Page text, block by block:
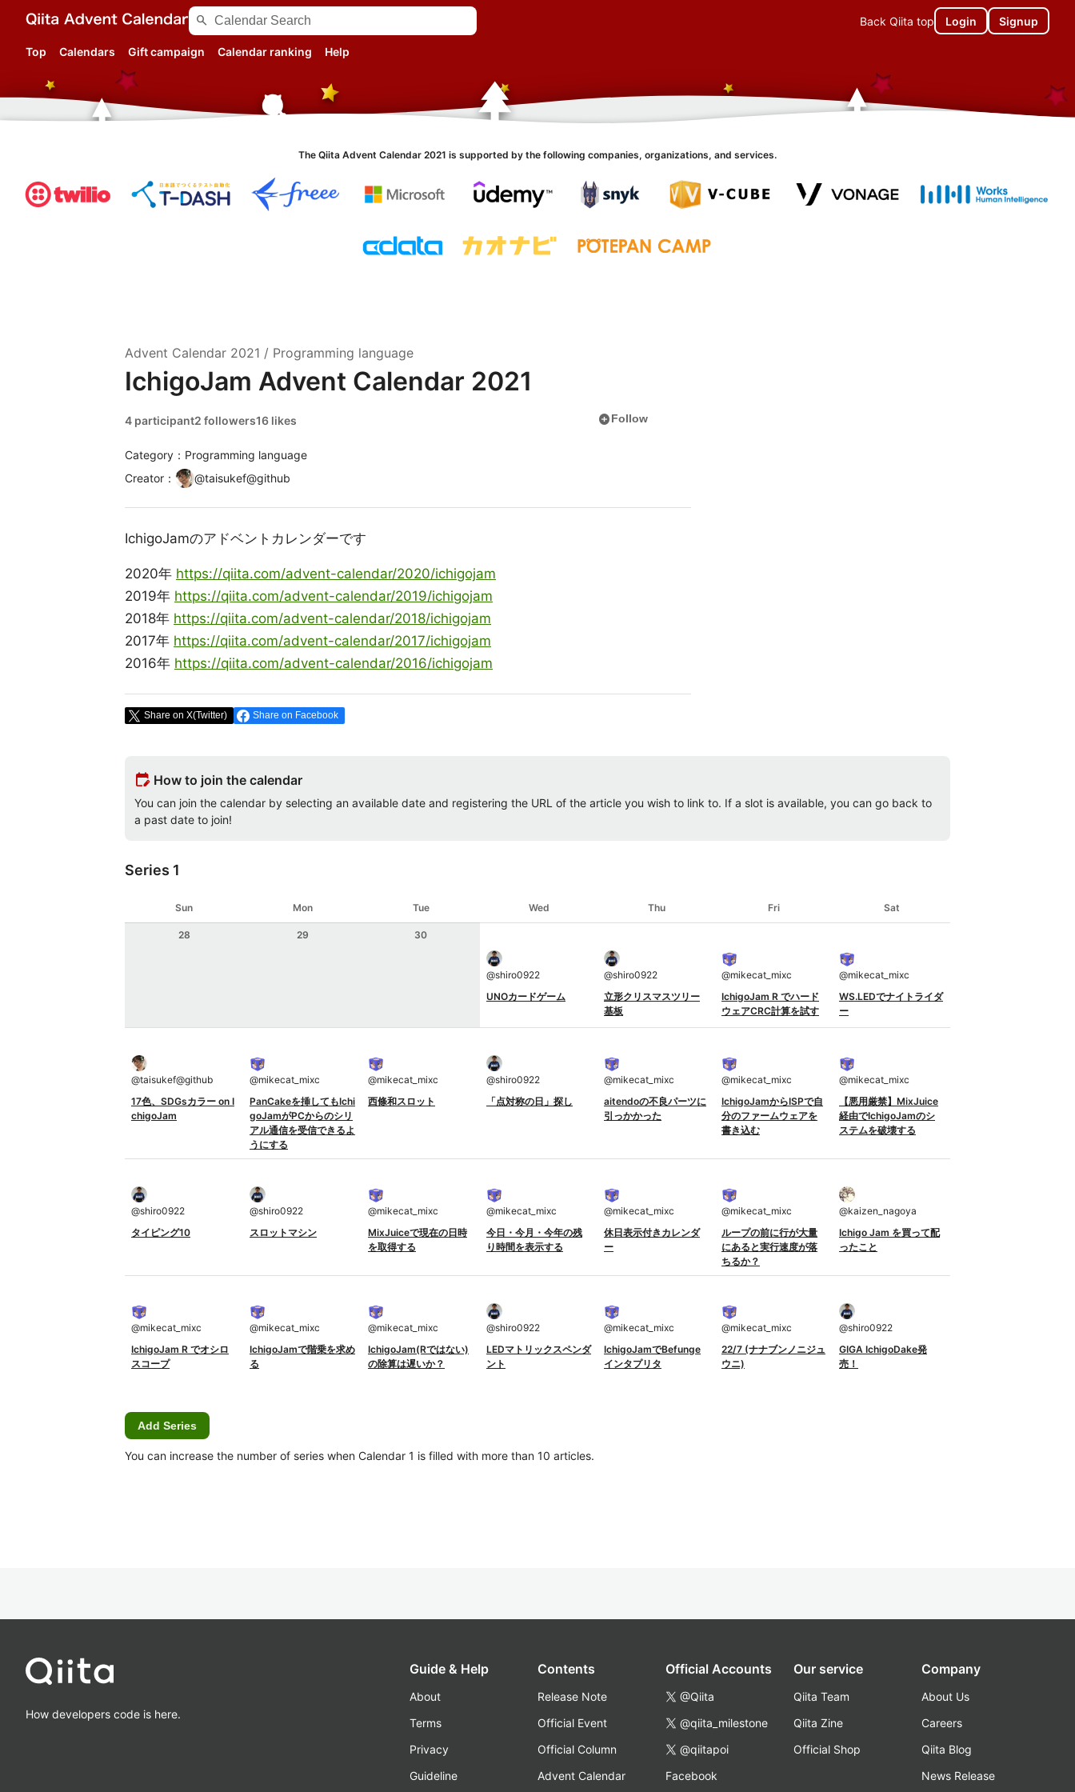
search Back Qiita top Login Signup
Top Calendars Gift campaign Calendar ranking Help
The Qiita Advent Calendar 2021 is supported by the following companies, organizations, and services.
Advent Calendar 2021 / Programming language
IchigoJam Advent Calendar 2021
4 participant2 followers16 likes add_circleFollow
Category：Programming language
Creator ： @taisukef@github
IchigoJamのアドベントカレンダーです
2020年 https://qiita.com/advent-calendar/2020/ichigojam
2019年 https://qiita.com/advent-calendar/2019/ichigojam
2018年 https://qiita.com/advent-calendar/2018/ichigojam
2017年 https://qiita.com/advent-calendar/2017/ichigojam
2016年 https://qiita.com/advent-calendar/2016/ichigojam
Share on X(Twitter) Share on Facebook
edit_calendar How to join the calendar
You can join the calendar by selecting an available date and registering the URL of the article you wish to link to. If a slot is available, you can go back to
a past date to join!
Series 1
Sun Mon Tue Wed Thu Fri Sat
28 29 30
@shiro0922
UNOカードゲーム
@shiro0922
立形クリスマスツリー
基板
@mikecat_mixc
IchigoJam R でハード
ウェアCRC計算を試す
@mikecat_mixc
WS.LEDでナイトライダ
ー
@taisukef@github
17色、SDGsカラー on I
chigoJam
@mikecat_mixc
PanCakeを挿してもIchi
goJamがPCからのシリ
アル通信を受信できるよ
うにする
@mikecat_mixc
西條和スロット
@shiro0922
「点対称の日」探し
@mikecat_mixc
aitendoの不良パーツに
引っかかった
@mikecat_mixc
IchigoJamからISPで自
分のファームウェアを
書き込む
@mikecat_mixc
【悪用厳禁】MixJuice
経由でIchigoJamのシ
ステムを破壊する
@shiro0922
タイピング10
@shiro0922
スロットマシン
@mikecat_mixc
MixJuiceで現在の日時
を取得する
@mikecat_mixc
今日・今月・今年の残
り時間を表示する
@mikecat_mixc
休日表示付きカレンダ
ー
@mikecat_mixc
ループの前に行が大量
にあると実行速度が落
ちるか？
@kaizen_nagoya
Ichigo Jam を買って配
ったこと
@mikecat_mixc
IchigoJam R でオシロ
スコープ
@mikecat_mixc
IchigoJamで階乗を求め
る
@mikecat_mixc
IchigoJam(Rではない)
の除算は遅いか？
@shiro0922
LEDマトリックスペンダ
ント
@mikecat_mixc
IchigoJamでBefunge
インタプリタ
@mikecat_mixc
22/7 (ナナブンノニジュ
ウニ)
@shiro0922
GIGA IchigoDake発
売！
Add Series
You can increase the number of series when Calendar 1 is filled with more than 10 articles.
How developers code is here.
Guide & Help
About
Terms
Privacy
Guideline
Contents
Release Note
Official Event
Official Column
Advent Calendar
Official Accounts
@Qiita
@qiita_milestone
@qiitapoi
Facebook
Our service
Qiita Team
Qiita Zine
Official Shop
Company
About Us
Careers
Qiita Blog
News Release